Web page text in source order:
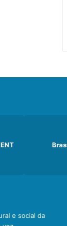
e social da